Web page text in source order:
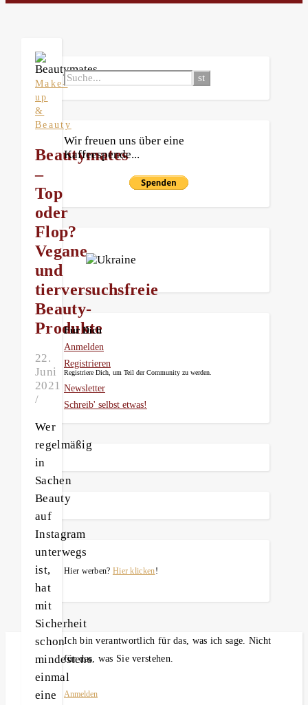
Make-
up
&
Beauty
Beautymates
–
Top
oder
Flop?
Vegane
und
tierversuchsfreie
Beauty-
Produkte
22.
Juni
2021
/
Wer
regelmäßig
in
Sachen
Beauty
auf
Instagram
unterwegs
ist,
hat
mit
Sicherheit
schon
mindestens
einmal
eine
Wir freuen uns über eine
Kaffeespende...
Für Dich
Anmelden
Registrieren
Registriere Dich, um Teil der Community zu werden.
Newsletter
Schreib' selbst etwas!
Hier werben? Hier klicken!
Ich bin verantwortlich für das, was ich sage. Nicht
für das, was Sie verstehen.
Anmelden